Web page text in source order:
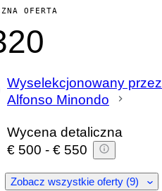
OFERTA
Wyselekcjonowany przez
Alfonso Minondo
Wycena detaliczna
€ 500 - € 550
Zobacz wszystkie oferty (9)